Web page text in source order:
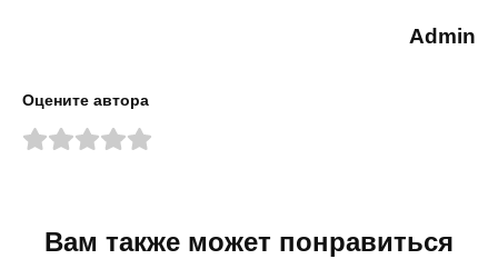
Admin
Оцените автора
Вам также может понравиться